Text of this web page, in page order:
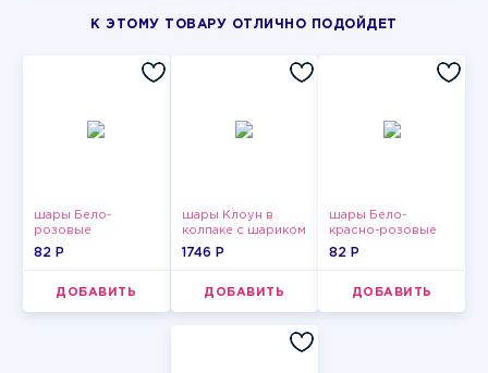
К ЭТОМУ ТОВАРУ ОТЛИЧНО ПОДОЙДЕТ
шары Бело-
розовые
пастельные
82 P
ДОБАВИТЬ
шары Клоун в
колпаке с шариком
1746 P
ДОБАВИТЬ
шары Бело-
красно-розовые
пастельные
82 P
ДОБАВИТЬ